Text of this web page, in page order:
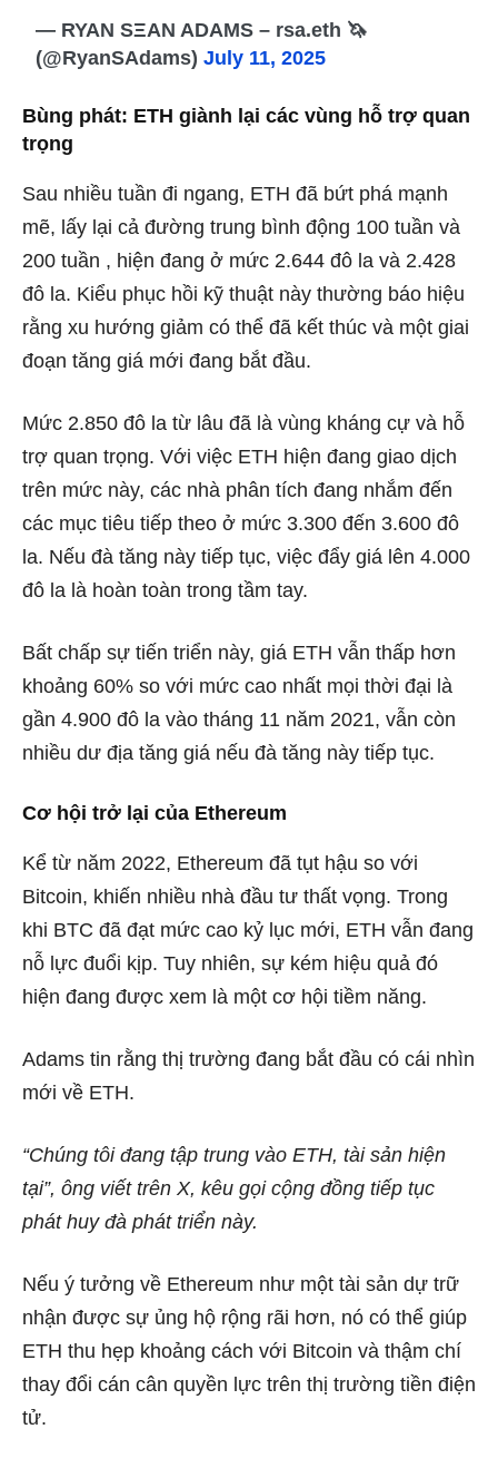
— RYAN SΞAN ADAMS – rsa.eth 🦄
(@RyanSAdams)July 11, 2025
Bùng phát: ETH giành lại các vùng hỗ trợ quan
trọng
Sau nhiều tuần đi ngang, ETH đã bứt phá mạnh
mẽ, lấy lại cả đường trung bình động 100 tuần và
200 tuần , hiện đang ở mức 2.644 đô la và 2.428
đô la. Kiểu phục hồi kỹ thuật này thường báo hiệu
rằng xu hướng giảm có thể đã kết thúc và một giai
đoạn tăng giá mới đang bắt đầu.
Mức 2.850 đô la từ lâu đã là vùng kháng cự và hỗ
trợ quan trọng. Với việc ETH hiện đang giao dịch
trên mức này, các nhà phân tích đang nhắm đến
các mục tiêu tiếp theo ở mức 3.300 đến 3.600 đô
la. Nếu đà tăng này tiếp tục, việc đẩy giá lên 4.000
đô la là hoàn toàn trong tầm tay.
Bất chấp sự tiến triển này, giá ETH vẫn thấp hơn
khoảng 60% so với mức cao nhất mọi thời đại là
gần 4.900 đô la vào tháng 11 năm 2021, vẫn còn
nhiều dư địa tăng giá nếu đà tăng này tiếp tục.
Cơ hội trở lại của Ethereum
Kể từ năm 2022, Ethereum đã tụt hậu so với
Bitcoin, khiến nhiều nhà đầu tư thất vọng. Trong
khi BTC đã đạt mức cao kỷ lục mới, ETH vẫn đang
nỗ lực đuổi kịp. Tuy nhiên, sự kém hiệu quả đó
hiện đang được xem là một cơ hội tiềm năng.
Adams tin rằng thị trường đang bắt đầu có cái nhìn
mới về ETH.
“Chúng tôi đang tập trung vào ETH, tài sản hiện
tại”, ông viết trên X, kêu gọi cộng đồng tiếp tục
phát huy đà phát triển này.
Nếu ý tưởng về Ethereum như một tài sản dự trữ
nhận được sự ủng hộ rộng rãi hơn, nó có thể giúp
ETH thu hẹp khoảng cách với Bitcoin và thậm chí
thay đổi cán cân quyền lực trên thị trường tiền điện
tử.